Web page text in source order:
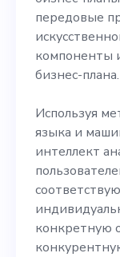
передовые
компоненты
бизнес-плана.
Используя
языка и
интеллект
конкретную